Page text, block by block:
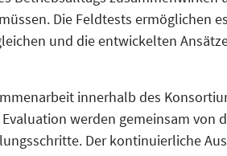
Die Feldtests ermöglichen
und die entwickelten
innerhalb des
werden gemeinsam von
Der kontinuierliche